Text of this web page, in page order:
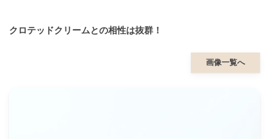
クロテッドクリームとの相性は抜群！
画像一覧へ